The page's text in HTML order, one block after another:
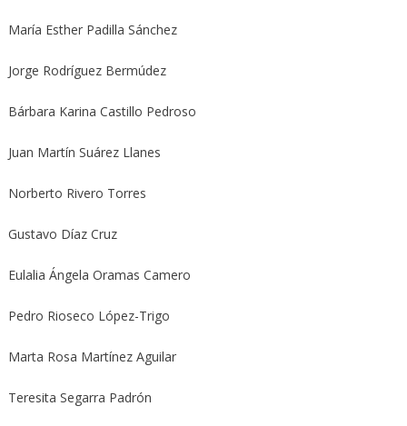
María Esther Padilla Sánchez
Jorge Rodríguez Bermúdez
Bárbara Karina Castillo Pedroso
Juan Martín Suárez Llanes
Norberto Rivero Torres
Gustavo Díaz Cruz
Eulalia Ángela Oramas Camero
Pedro Rioseco López-Trigo
Marta Rosa Martínez Aguilar
Teresita Segarra Padrón